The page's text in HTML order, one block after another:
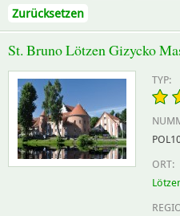
Zurücksetzen
St. Bruno Lötzen Gizycko
TYP:
ORT: